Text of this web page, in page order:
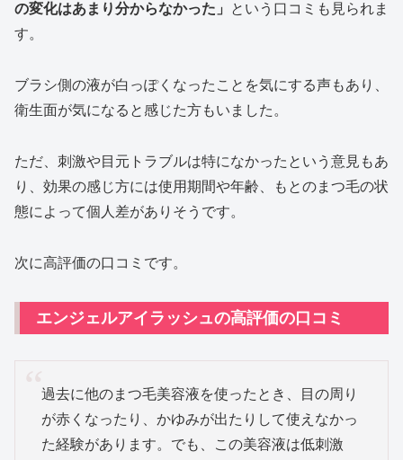
の変化はあまり分からなかった」
という口コミも見られま
す。
ブラシ側の液が白っぽくなったことを気にする声もあり、
衛生面が気になると感じた方もいました。
ただ、刺激や目元トラブルは特になかったという意見もあ
り、効果の感じ方には使用期間や年齢、もとのまつ毛の状
態によって個人差がありそうです。
次に高評価の口コミです。
エンジェルアイラッシュの高評価の口コミ
過去に他のまつ毛美容液を使ったとき、目の周り
が赤くなったり、かゆみが出たりして使えなかっ
た経験があります。でも、この美容液は低刺激